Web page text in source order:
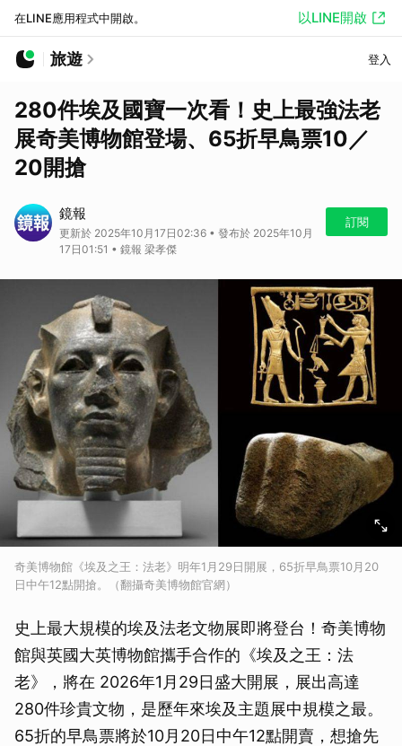
在LINE應用程式中開啟。 以LINE開啟
旅遊 登入
280件埃及國寶一次看！史上最強法老
展奇美博物館登場、65折早鳥票10／
20開搶
鏡報
更新於 2025年10月17日02:36 • 發布於 2025年10月
17日01:51 • 鏡報 梁孝傑
訂閱
奇美博物館《埃及之王：法老》明年1月29日開展，65折早鳥票10月20
日中午12點開搶。（翻攝奇美博物館官網）
史上最大規模的埃及法老文物展即將登台！奇美博物
館與英國大英博物館攜手合作的《埃及之王：法
老》，將在 2026年1月29日盛大開展，展出高達
280件珍貴文物，是歷年來埃及主題展中規模之最。
65折的早鳥票將於10月20日中午12點開賣，想搶先